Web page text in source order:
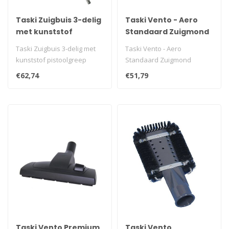
Taski Zuigbuis 3-delig
met kunststof
pistoolgreep
Taski Zuigbuis 3-delig met
kunststof pistoolgreep
€62,74
Taski Vento - Aero
Standaard Zuigmond
Taski Vento - Aero
Standaard Zuigmond
€51,79